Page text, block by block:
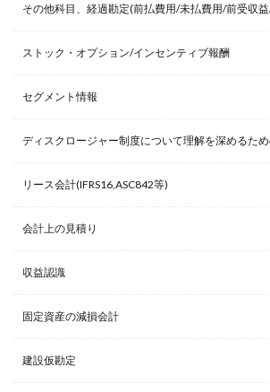
その他科目、経過勘定(前払費用/未払費用/前受収
ストック・オプション/インセンティブ報酬
セグメント情報
ディスクロージャー制度について理解を深めるた
リース会計(IFRS16,ASC842等)
会計上の見積り
収益認識
固定資産の減損会計
建設仮勘定